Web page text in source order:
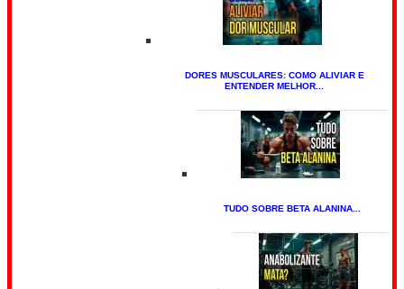
DORES MUSCULARES: COMO ALIVIAR E
ENTENDER MELHOR...
TUDO SOBRE BETA ALANINA...